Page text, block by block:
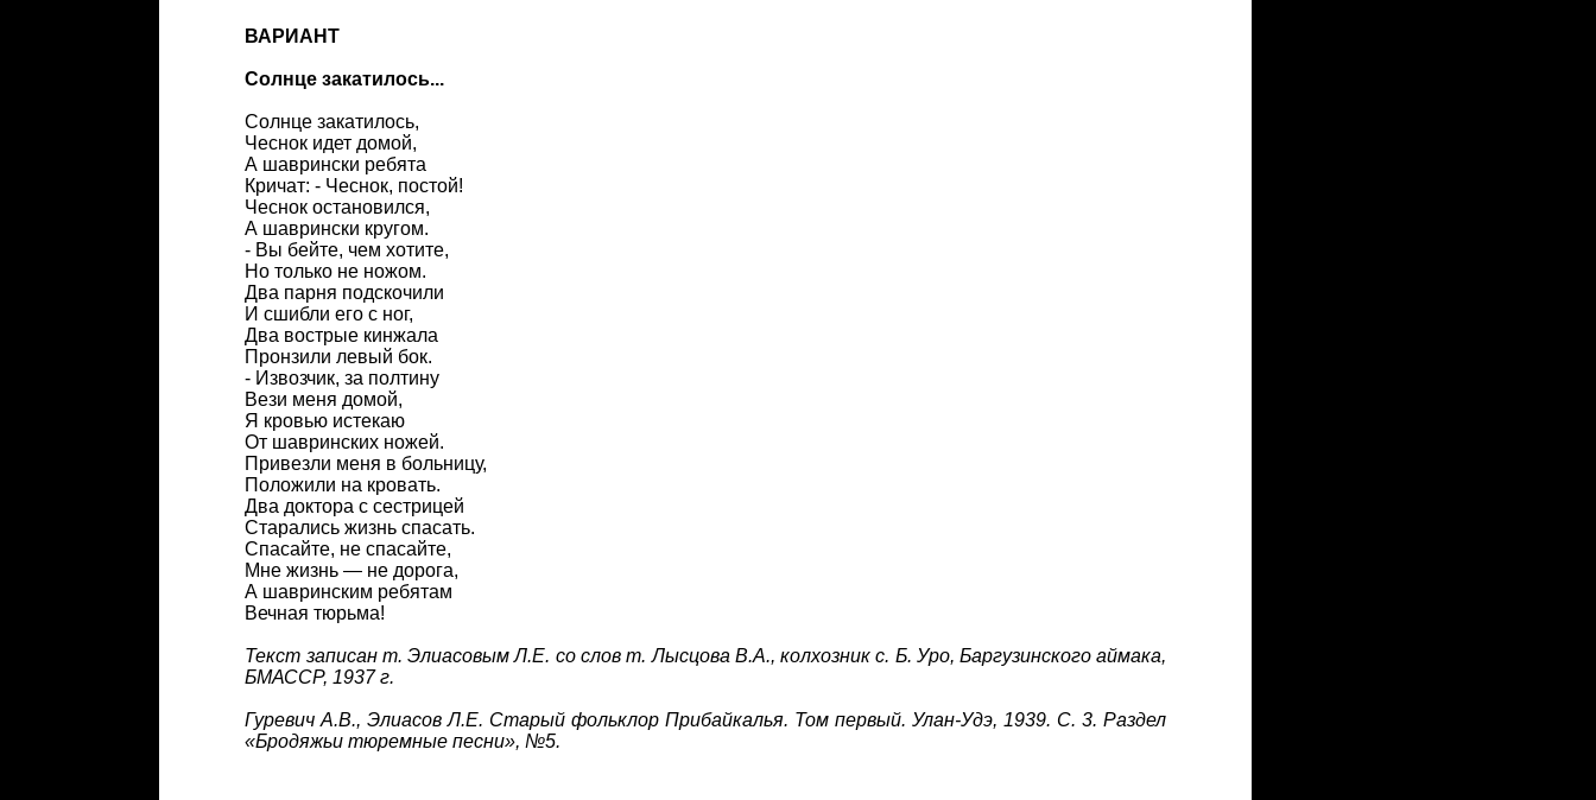
ВАРИАНТ
Солнце закатилось...
Солнце закатилось,
Чеснок идет домой,
А шаврински ребята
Кричат: - Чеснок, постой!
Чеснок остановился,
А шаврински кругом.
- Вы бейте, чем хотите,
Но только не ножом.
Два парня подскочили
И сшибли его с ног,
Два вострые кинжала
Пронзили левый бок.
- Извозчик, за полтину
Вези меня домой,
Я кровью истекаю
От шавринских ножей.
Привезли меня в больницу,
Положили на кровать.
Два доктора с сестрицей
Старались жизнь спасать.
Спасайте, не спасайте,
Мне жизнь — не дорога,
А шавринским ребятам
Вечная тюрьма!
Текст записан т. Элиасовым Л.Е. со слов т. Лысцова В.А., колхозник с. Б. Уро, Баргузинского аймака,
БМАССР, 1937 г.
Гуревич А.В., Элиасов Л.Е. Старый фольклор Прибайкалья. Том первый. Улан-Удэ, 1939. С. 3. Раздел
«Бродяжьи тюремные песни», №5.